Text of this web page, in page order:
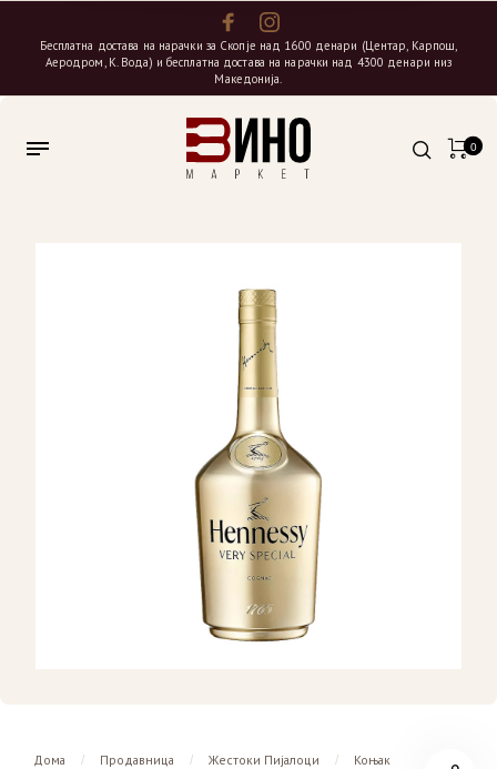
Бесплатна достава на нарачки за Скопје над 1600 денари (Центар, Карпош,
Аеродром, К. Вода) и бесплатна достава на нарачки над 4300 денари низ
Македонија.
0
Дома / Продавница / Жестоки Пијалоци / Коњак